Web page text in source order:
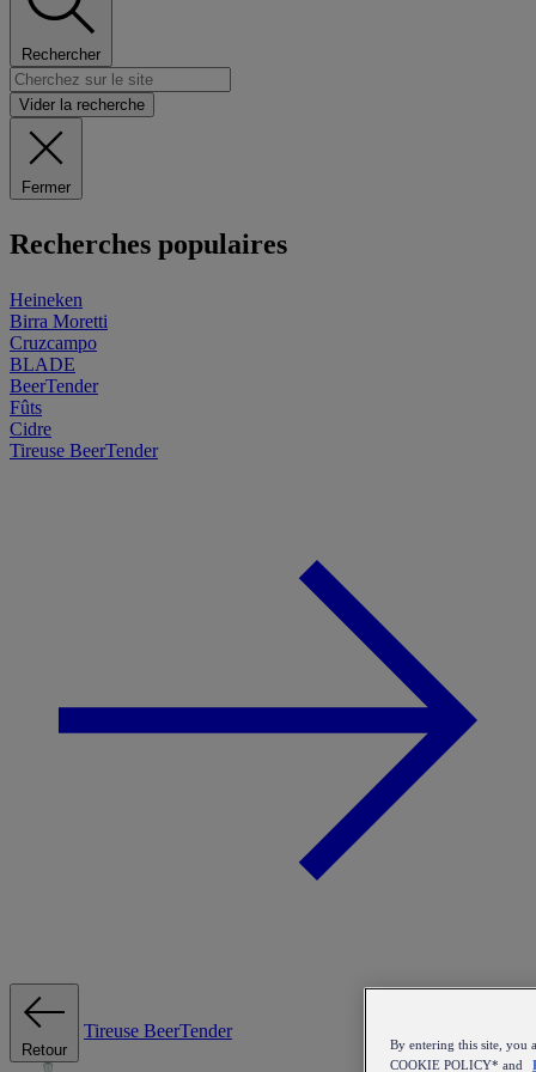
Rechercher
Vider la recherche
Fermer
Recherches populaires
Heineken
Birra Moretti
Cruzcampo
BLADE
BeerTender
Fûts
Cidre
Tireuse BeerTender
Retour
Tireuse BeerTender
By entering this site, you
COOKIE POLICY* and